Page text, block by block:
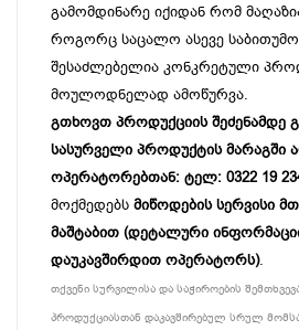
გამომდინარე იქიდან რომ
როგორც საცალო ასევე
შესაძლებელია კონკრეტული
მოულოდნელად ამოწურვა.
გთხოვთ პროდუქციის შეძენამდე
სასურველი პროდუქტის მარაგში
ოპერატორებთან: ტელ: 0322 19
მოქმედებს მიწოდების სერვისი
მაშტაბით (დეტალური
დაუკავშირდით ოპერატორს).
თქვენი სურვილისა და საჭიროების
პროდუქციასთან დაკავშირებულ სრულ